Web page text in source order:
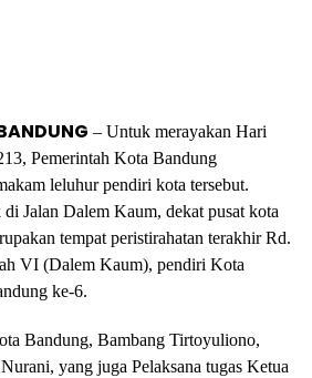
– Untuk merayakan Hari
Pemerintah Kota Bandung
leluhur pendiri kota tersebut.
Jalan Dalem Kaum, dekat pusat kota
tempat peristirahatan terakhir Rd.
VI (Dalem Kaum), pendiri Kota
ke-6.
Bandung, Bambang Tirtoyuliono,
yang juga Pelaksana tugas Ketua